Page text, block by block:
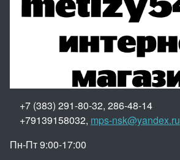
+7 (383) 291-80-32, 286-48-14
+79139158032, mps-nsk@yandex.ru
Пн-Пт 9:00-17:00